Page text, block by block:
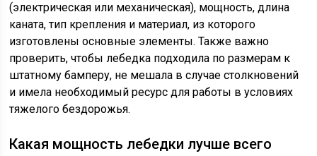
(электрическая или механическая), мощность, длина
каната, тип крепления и материал, из которого
изготовлены основные элементы. Также важно
проверить, чтобы лебедка подходила по размерам к
штатному бамперу, не мешала в случае столкновений
и имела необходимый ресурс для работы в условиях
тяжелого бездорожья.
Какая мощность лебедки лучше всего